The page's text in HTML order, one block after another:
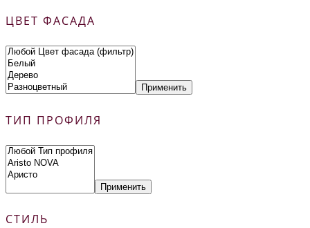
ЦВЕТ ФАСАДА
Применить
ТИП ПРОФИЛЯ
Применить
СТИЛЬ